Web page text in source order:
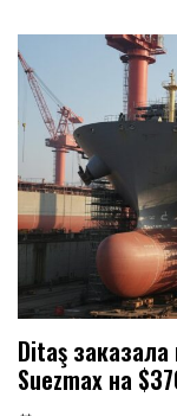
Ditaş
Suezmax на